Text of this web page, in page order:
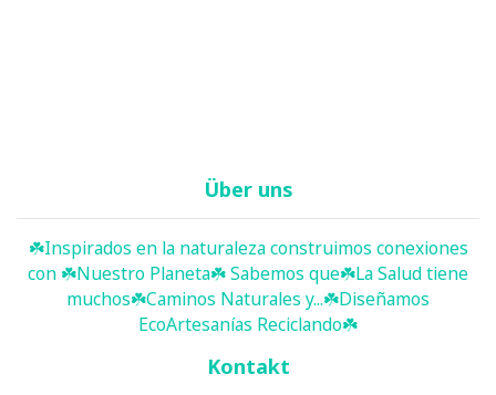
Über uns
☘️ Inspirados en la naturaleza construimos conexiones
con ☘️ Nuestro Planeta☘️ Sabemos que☘️La Salud tiene
muchos☘️Caminos Naturales y...☘️Diseñamos
EcoArtesanías Reciclando☘️
Kontakt